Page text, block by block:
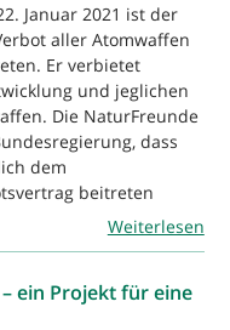
Januar 2021 ist der
aller Atomwaffen
Er verbietet
und jeglichen
Die NaturFreunde
dass
dem
beitreten
Weiterlesen
ein Projekt für eine